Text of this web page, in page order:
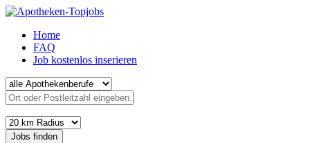
Home
FAQ
Job kostenlos inserieren
Jobs finden